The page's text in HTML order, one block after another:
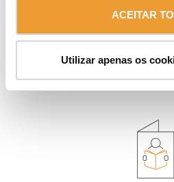
ACEITAR
Utilizar apenas os
ENVIAR